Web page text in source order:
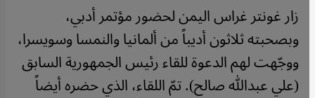
زار غونتر غراس اليمن لحضور مؤتمر أدبي،
وبصحبته ثلاثون أديباً من ألمانيا والنمسا وسويسرا،
ووجّهت لهم الدعوة للقاء رئيس الجمهورية السابق
(علي عبدالله صالح). تمّ اللقاء، الذي حضره أيضاً